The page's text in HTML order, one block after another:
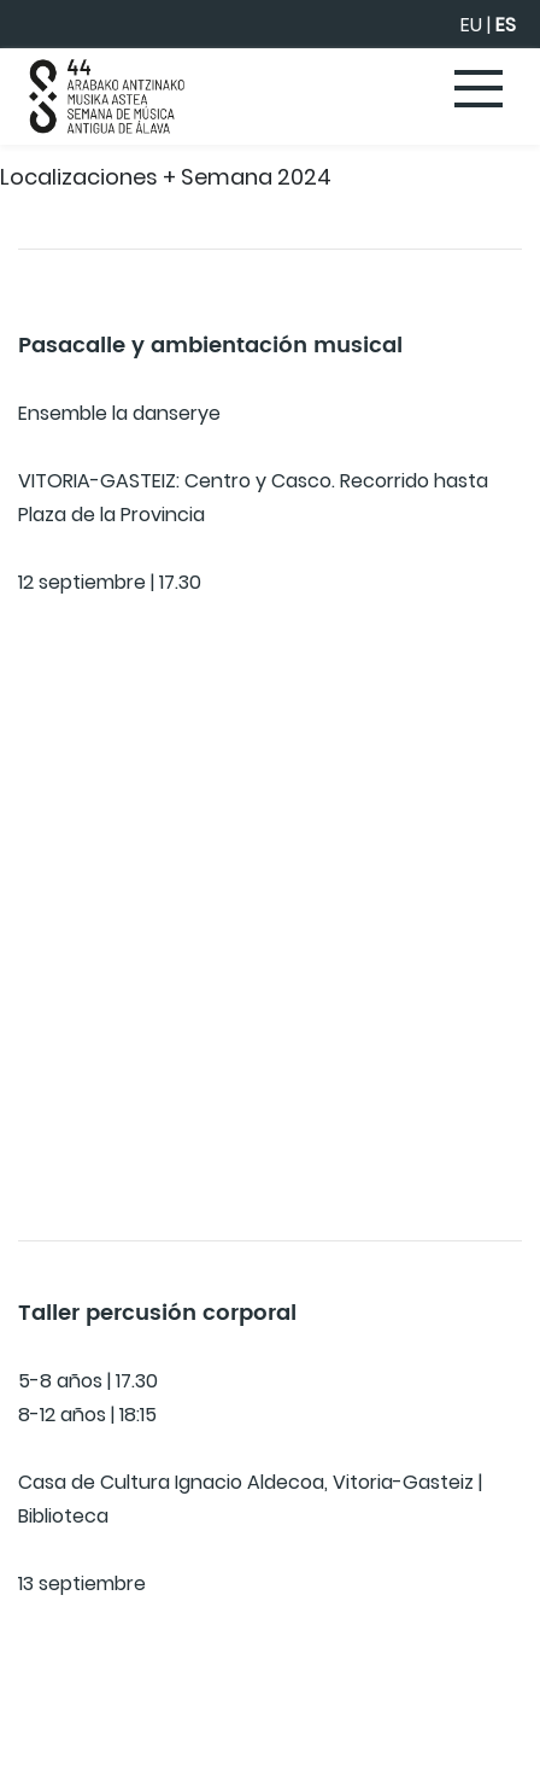
EU|ES
Localizaciones + Semana 2024
Pasacalle y ambientación musical
Ensemble la danserye
VITORIA-GASTEIZ: Centro y Casco. Recorrido hasta
Plaza de la Provincia
12 septiembre | 17.30
Taller percusión corporal
5-8 años | 17.30
8-12 años | 18:15
Casa de Cultura Ignacio Aldecoa, Vitoria-Gasteiz |
Biblioteca
13 septiembre